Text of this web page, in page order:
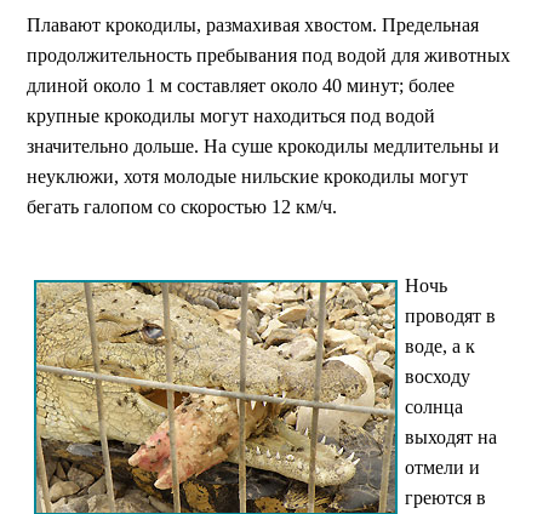
Плавают крокодилы, размахивая хвостом. Предельная
продолжительность пребывания под водой для животных
длиной около 1 м составляет около 40 минут; более
крупные крокодилы могут находиться под водой
значительно дольше. На суше крокодилы медлительны и
неуклюжи, хотя молодые нильские крокодилы могут
бегать галопом со скоростью 12 км/ч.
Ночь
проводят в
воде, а к
восходу
солнца
выходят на
отмели и
греются в